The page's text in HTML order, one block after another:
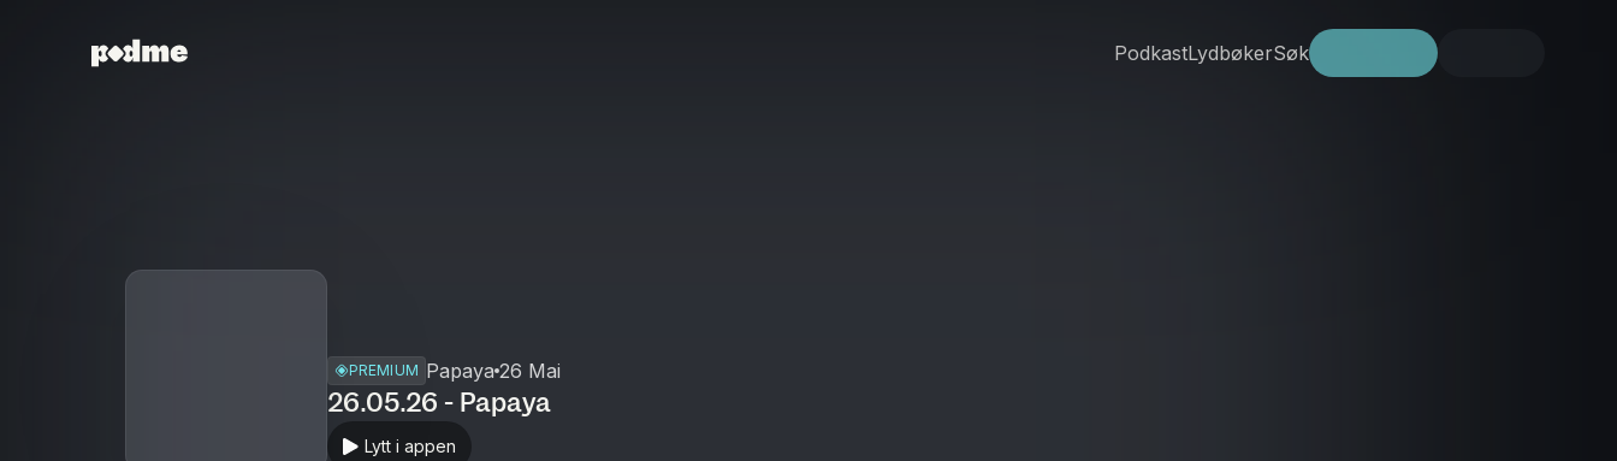
PodkastLydbøkerSøk
PREMIUM Papaya 26 Mai
26.05.26 - Papaya
Lytt i appen